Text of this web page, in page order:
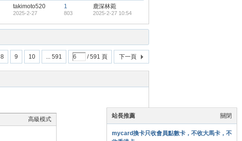
takimoto520
2025-2-27
1
803
鹿深林菀
2025-2-27 10:54
8 9 10 ... 591 / 591 頁 下一頁
高級模式 關閉
站長推薦
mycard換卡只收會員點數卡，不收大馬卡，不